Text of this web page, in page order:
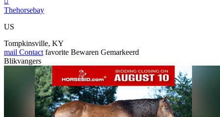
Thehorsebay
US
Tompkinsville, KY
mail Contact favorite Bewaren Gemarkeerd
Blikvangers